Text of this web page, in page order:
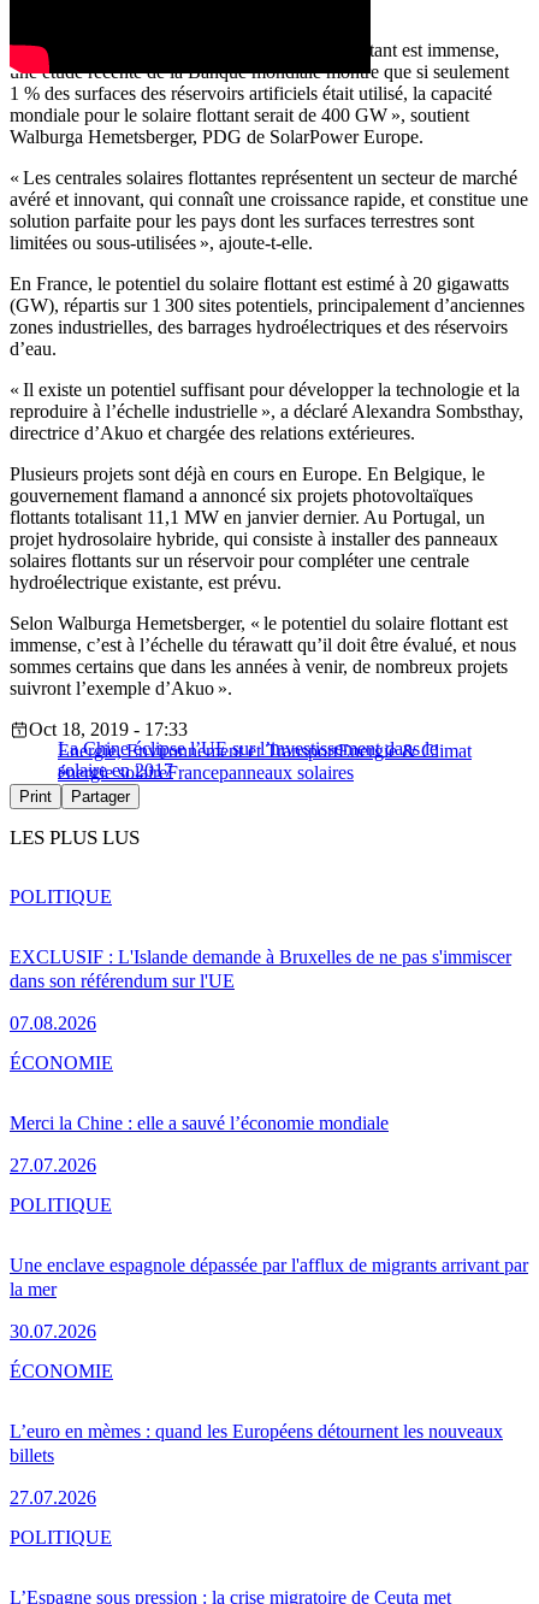
« Le potentiel du marché du photovoltaïque flottant est immense,
une étude récente de la Banque mondiale montre que si seulement
1 % des surfaces des réservoirs artificiels était utilisé, la capacité
mondiale pour le solaire flottant serait de 400 GW », soutient
Walburga Hemetsberger, PDG de SolarPower Europe.
« Les centrales solaires flottantes représentent un secteur de marché
avéré et innovant, qui connaît une croissance rapide, et constitue une
solution parfaite pour les pays dont les surfaces terrestres sont
limitées ou sous-utilisées », ajoute-t-elle.
En France, le potentiel du solaire flottant est estimé à 20 gigawatts
(GW), répartis sur 1 300 sites potentiels, principalement d’anciennes
zones industrielles, des barrages hydroélectriques et des réservoirs
d’eau.
« Il existe un potentiel suffisant pour développer la technologie et la
reproduire à l’échelle industrielle », a déclaré Alexandra Sombsthay,
directrice d’Akuo et chargée des relations extérieures.
Plusieurs projets sont déjà en cours en Europe. En Belgique, le
gouvernement flamand a annoncé six projets photovoltaïques
flottants totalisant 11,1 MW en janvier dernier. Au Portugal, un
projet hydrosolaire hybride, qui consiste à installer des panneaux
solaires flottants sur un réservoir pour compléter une centrale
hydroélectrique existante, est prévu.
Selon Walburga Hemetsberger, « le potentiel du solaire flottant est
immense, c’est à l’échelle du térawatt qu’il doit être évalué, et nous
sommes certains que dans les années à venir, de nombreux projets
suivront l’exemple d’Akuo ».
La Chine éclipse l’UE sur l’investissement dans le
solaire en 2017
Oct 18, 2019 - 17:33
Energie, Environnement et TransportEnergie & Climat
énergie solaireFrancepanneaux solaires
Print Partager
LES PLUS LUS
EXCLUSIF : L'Islande demande à Bruxelles de ne pas s'immiscer
dans son référendum sur l'UE
07.08.2026
POLITIQUE
Merci la Chine : elle a sauvé l’économie mondiale
27.07.2026
ÉCONOMIE
Une enclave espagnole dépassée par l'afflux de migrants arrivant par
la mer
30.07.2026
POLITIQUE
L’euro en mèmes : quand les Européens détournent les nouveaux
billets
27.07.2026
ÉCONOMIE
L’Espagne sous pression : la crise migratoire de Ceuta met
POLITIQUE